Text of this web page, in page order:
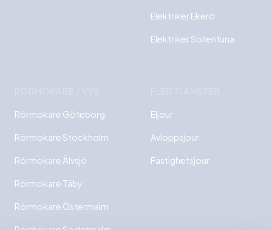
Elektriker Ekerö
Elektriker Sollentuna
Rörmokare Göteborg
Rörmokare Stockholm
Rörmokare Älvsjö
Rörmokare Täby
Rörmokare Östermalm
Eljour
Avloppsjour
Fastighetsjour